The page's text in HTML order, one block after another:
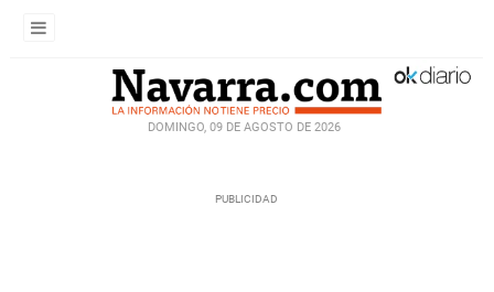
DOMINGO, 09 DE AGOSTO DE 2026